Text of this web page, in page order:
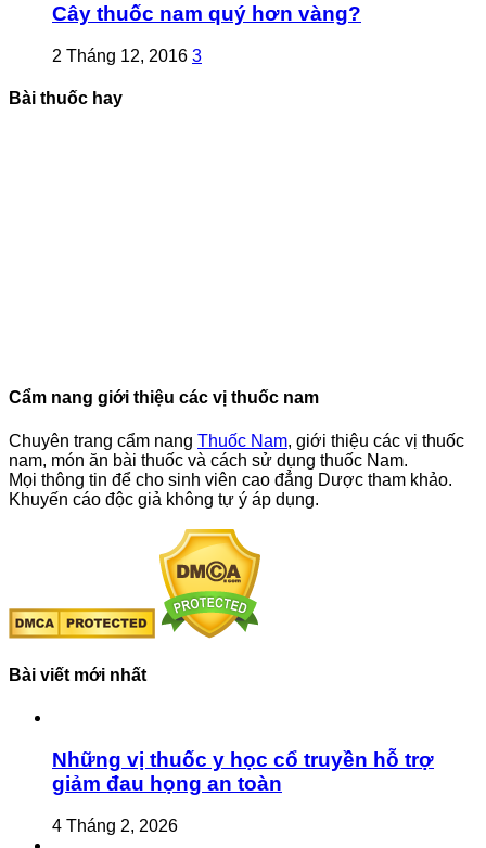
Cây thuốc nam quý hơn vàng?
2 Tháng 12, 2016 3
Bài thuốc hay
Cẩm nang giới thiệu các vị thuốc nam
Chuyên trang cẩm nang Thuốc Nam, giới thiệu các vị thuốc
nam, món ăn bài thuốc và cách sử dụng thuốc Nam.
Mọi thông tin để cho sinh viên cao đẳng Dược tham khảo.
Khuyến cáo độc giả không tự ý áp dụng.
Bài viết mới nhất
Những vị thuốc y học cổ truyền hỗ trợ
giảm đau họng an toàn
4 Tháng 2, 2026